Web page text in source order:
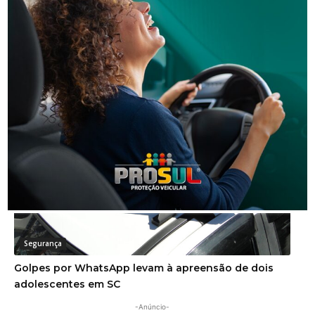
Segurança
Corpo de homem é encontrado em rio
Segurança
Golpes por WhatsApp levam à apreensão de dois
adolescentes em SC
-Anúncio-